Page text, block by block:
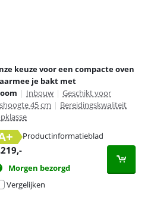
keuze voor een compacte oven
je bakt met
| Inbouw | Geschikt voor
45 cm | Bereidingskwaliteit
Productinformatieblad
,-
Morgen bezorgd
Vergelijken